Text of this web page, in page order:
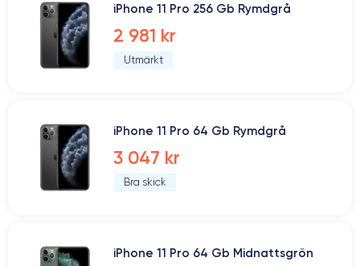
iPhone 11 Pro 256 Gb Rymdgrå
2 981 kr
Utmärkt
iPhone 11 Pro 64 Gb Rymdgrå
3 047 kr
Bra skick
iPhone 11 Pro 64 Gb Midnattsgrön